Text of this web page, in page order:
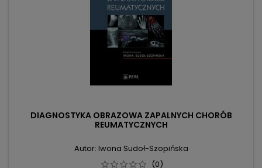
DIAGNOSTYKA OBRAZOWA ZAPALNYCH CHORÓB
REUMATYCZNYCH
Autor: Iwona Sudoł-Szopińska
(0)